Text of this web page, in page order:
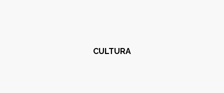
CULTURA